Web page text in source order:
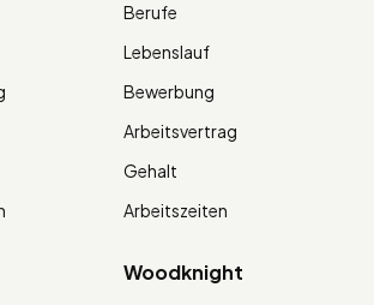
Berufe
Lebenslauf
Bewerbung
Arbeitsvertrag
Gehalt
Arbeitszeiten
Woodknight